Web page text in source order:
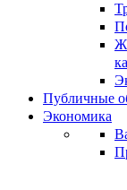
Публичные
Экономика